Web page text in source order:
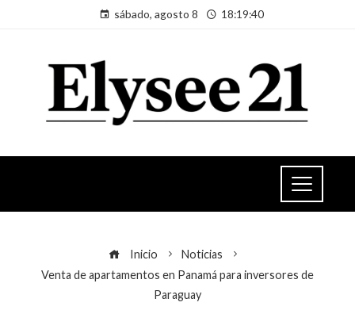
sábado, agosto 8 18:19:41
Inicio
Noticias
Venta de apartamentos en Panamá para inversores de
Paraguay